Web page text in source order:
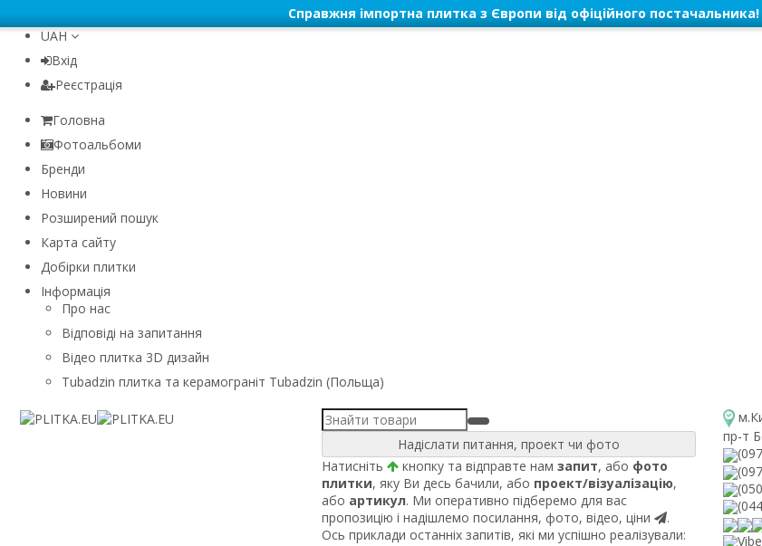
Справжня імпортна плитка з Європи від офіційного
UAH
Вхід
Реєстрація
Головна
Фотоальбоми
Бренди
Новини
Розширений пошук
Карта сайту
Добірки плитки
Інформація
Про нас
Відповіді на запитання
Відео плитка 3D дизайн
Tubadzin плитка та керамограніт Tubadzin (Польща)
Надіслати питання, проект чи фото
Натисніть
кнопку та відправте нам запит, або фото
плитки, яку Ви десь бачили, або проект/візуалізацію,
або артикул. Ми оперативно підберемо для вас
пропозицію і надішлемо посилання, фото, відео, ціни
.
Ось приклади останніх запитів, які ми успішно реалізували:
пр-т